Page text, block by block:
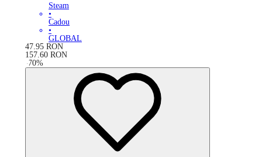
Steam
•
Cadou
•
GLOBAL
47.95 RON
157.60 RON
-70%